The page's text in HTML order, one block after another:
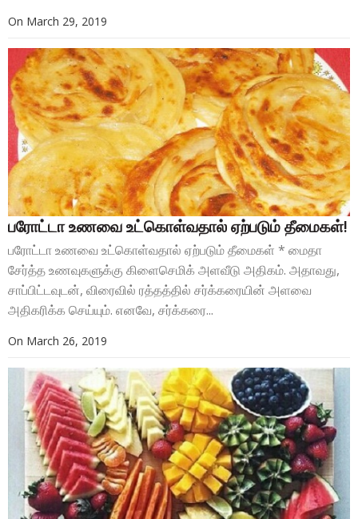
On March 29, 2019
பரோட்டா உணவை உட்கொள்வதால் ஏற்படும் தீமைகள்!
பரோட்டா உணவை உட்கொள்வதால் ஏற்படும் தீமைகள் * மைதா
சேர்த்த உணவுகளுக்கு கிளைசெமிக் அளவீடு அதிகம். அதாவது,
சாப்பிட்டவுடன், விரைவில் ரத்தத்தில் சர்க்கரையின் அளவை
அதிகரிக்க செய்யும். எனவே, சர்க்கரை...
On March 26, 2019